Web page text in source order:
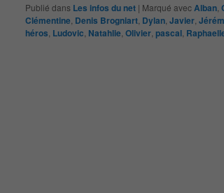
Publié dans Les infos du net | Marqué avecAlban
Clémentine Denis Brogniart Dylan Javier
héros Ludovic Natahlie Olivier pascal